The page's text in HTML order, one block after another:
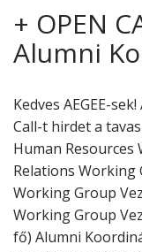
+ OPEN
Alumni
Kedves AEGEE-
Call-t hirdet a
Human Resources
Relations Working
Working Group
Working Group
fő) Alumni